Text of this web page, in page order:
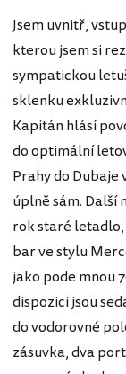
Jsem uvnitř,
kterou jsem si
sympatickou
sklenku
Kapitán hlásí
do optimální
Prahy do Dubaje
úplně sám. Další
rok staré
bar ve stylu
jako pode mnou
dispozici jsou
do vodorovné
zásuvka, dva